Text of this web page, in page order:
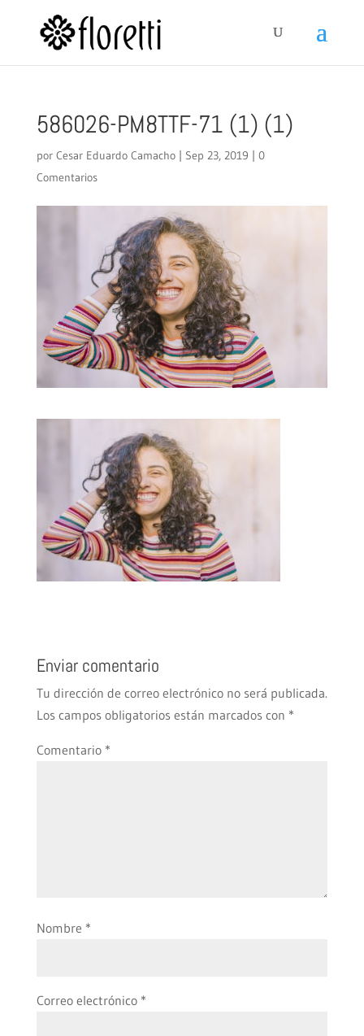
586026-PM8TTF-71 (1) (1)
por Cesar Eduardo Camacho| Sep 23, 2019 | 0
Comentarios
Enviar comentario
Tu dirección de correo electrónico no será publicada.
Los campos obligatorios están marcados con *
Comentario *
Nombre *
Correo electrónico *